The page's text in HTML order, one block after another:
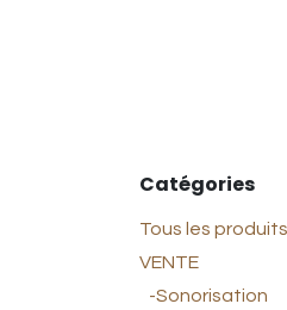
Catégories
Tous les produits
VENTE
-Sonorisation